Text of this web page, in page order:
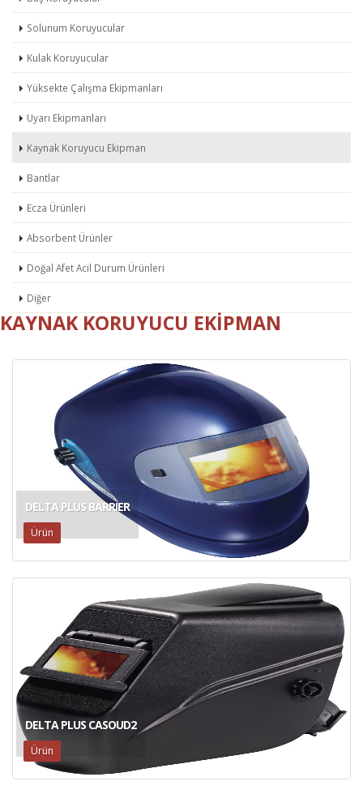
Solunum Koruyucular
Kulak Koruyucular
Yüksekte Çalışma Ekipmanları
Uyarı Ekipmanları
Kaynak Koruyucu Ekipman
Bantlar
Ecza Ürünleri
Absorbent Ürünler
Doğal Afet Acil Durum Ürünleri
Diğer
KAYNAK KORUYUCU EKIPMAN
DELTA PLUS BARRIER
Ürün
DELTA PLUS CASOUD2
Ürün